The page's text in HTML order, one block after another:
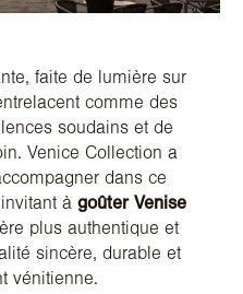
faite de lumière sur
comme des
soudains et de
Venice Collection a
dans ce
à goûter Venise
plus authentique et
sincère, durable et
vénitienne.